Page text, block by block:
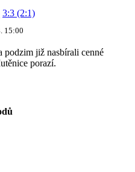
3:3 (2:1)
15:00
podzim již nasbírali cenné
porazí.